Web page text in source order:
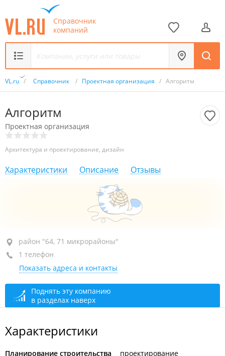
Справочник
компаний
VL.ru / Справочник / Проектная организация / Алгоритм
Алгоритм
Проектная организация
Архитектура и проектирование, дизайн
Характеристики Описание Отзывы
район "64, 71 микрорайоны", ул. Зеленый бульвар,
25
+7 914 684-54-54
сегодня закрыто
район "64, 71 микрорайоны"
1 телефон
Показать адреса и контакты
Поднять эту компанию
в разделах наверх
Характеристики
Планирование строительства проектирование